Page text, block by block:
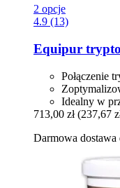
2 opcje
4.9 (13)
Equipur
Połączenie
Idealny w
713,00 zł (237,67
Darmowa dostawa